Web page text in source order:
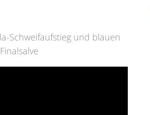
Schweifaufstieg und blauen